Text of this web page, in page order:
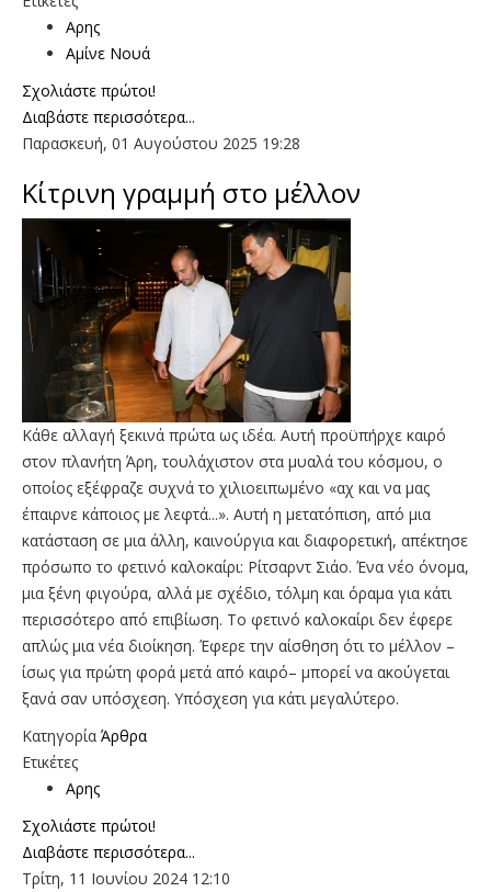
Αρης
Αμίνε Νουά
Σχολιάστε πρώτοι!
Διαβάστε περισσότερα...
Παρασκευή, 01 Αυγούστου 2025 19:28
Κίτρινη γραμμή στο μέλλον
Κάθε αλλαγή ξεκινά πρώτα ως ιδέα. Αυτή προϋπήρχε καιρό
στον πλανήτη Άρη, τουλάχιστον στα μυαλά του κόσμου, ο
οποίος εξέφραζε συχνά το χιλιοειπωμένο «αχ και να μας
έπαιρνε κάποιος με λεφτά...». Αυτή η μετατόπιση, από μια
κατάσταση σε μια άλλη, καινούργια και διαφορετική, απέκτησε
πρόσωπο το φετινό καλοκαίρι: Ρίτσαρντ Σιάο. Ένα νέο όνομα,
μια ξένη φιγούρα, αλλά με σχέδιο, τόλμη και όραμα για κάτι
περισσότερο από επιβίωση. Το φετινό καλοκαίρι δεν έφερε
απλώς μια νέα διοίκηση. Έφερε την αίσθηση ότι το μέλλον –
ίσως για πρώτη φορά μετά από καιρό– μπορεί να ακούγεται
ξανά σαν υπόσχεση. Υπόσχεση για κάτι μεγαλύτερο.
Κατηγορία Άρθρα
Ετικέτες
Αρης
Σχολιάστε πρώτοι!
Διαβάστε περισσότερα...
Τρίτη, 11 Ιουνίου 2024 12:10